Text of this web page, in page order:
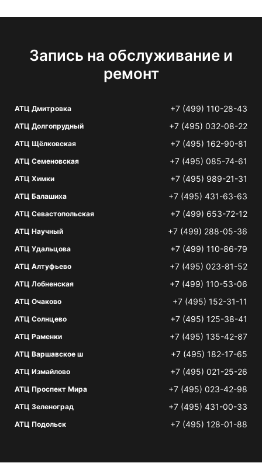
Запись на обслуживание и
ремонт
АТЦ Дмитровка +7 (499) 110-28-43
АТЦ Долгопрудный +7 (495) 032-08-22
АТЦ Щёлковская +7 (495) 162-90-81
АТЦ Семеновская +7 (495) 085-74-61
АТЦ Химки +7 (495) 989-21-31
АТЦ Балашиха +7 (495) 431-63-63
АТЦ Севастопольская +7 (499) 653-72-12
АТЦ Научный +7 (499) 288-05-36
АТЦ Удальцова +7 (499) 110-86-79
АТЦ Алтуфьево +7 (495) 023-81-52
АТЦ Лобненская +7 (499) 110-53-06
АТЦ Очаково +7 (495) 152-31-11
АТЦ Солнцево +7 (495) 125-38-41
АТЦ Раменки +7 (495) 135-42-87
АТЦ Варшавское ш +7 (495) 182-17-65
АТЦ Измайлово +7 (495) 021-25-26
АТЦ Проспект Мира +7 (495) 023-42-98
АТЦ Зеленоград +7 (495) 431-00-33
АТЦ Подольск +7 (495) 128-01-88